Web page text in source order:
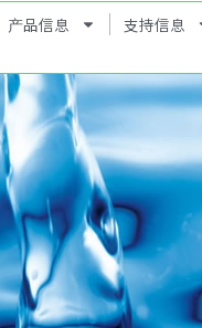
产品信息 支持信息